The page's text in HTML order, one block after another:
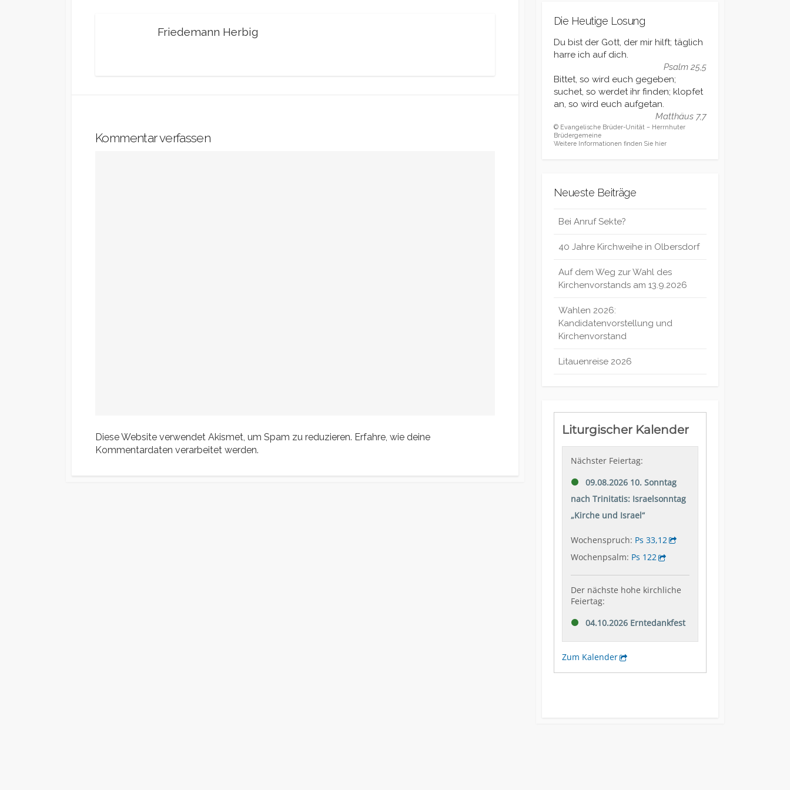
Friedemann Herbig
Kommentar verfassen
Diese Website verwendet Akismet, um Spam zu reduzieren. Erfahre, wie deine
Kommentardaten verarbeitet werden.
Die Heutige Losung
Du bist der Gott, der mir hilft; täglich
harre ich auf dich.
Psalm 25,5
Bittet, so wird euch gegeben;
suchet, so werdet ihr finden; klopfet
an, so wird euch aufgetan.
Matthäus 7,7
© Evangelische Brüder-Unität – Herrnhuter
Brüdergemeine
Weitere Informationen finden Sie hier
Neueste Beiträge
Bei Anruf Sekte?
40 Jahre Kirchweihe in Olbersdorf
Auf dem Weg zur Wahl des
Kirchenvorstands am 13.9.2026
Wahlen 2026:
Kandidatenvorstellung und
Kirchenvorstand
Litauenreise 2026